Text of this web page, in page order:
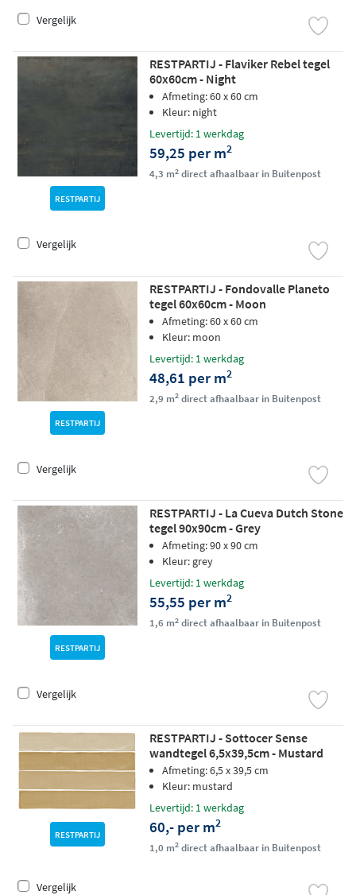
Vergelijk
RESTPARTIJ
RESTPARTIJ - Flaviker Rebel tegel
60x60cm - Night
Afmeting: 60 x 60 cm
Kleur: night
Levertijd: 1 werkdag
59,25 per m2
4,3 m2direct afhaalbaar in Buitenpost
Vergelijk
RESTPARTIJ
RESTPARTIJ - Fondovalle Planeto
tegel 60x60cm - Moon
Afmeting: 60 x 60 cm
Kleur: moon
Levertijd: 1 werkdag
48,61 per m2
2,9 m2direct afhaalbaar in Buitenpost
Vergelijk
RESTPARTIJ
RESTPARTIJ - La Cueva Dutch Stone
tegel 90x90cm - Grey
Afmeting: 90 x 90 cm
Kleur: grey
Levertijd: 1 werkdag
55,55 per m2
1,6 m2direct afhaalbaar in Buitenpost
Vergelijk
RESTPARTIJ
RESTPARTIJ - Sottocer Sense
wandtegel 6,5x39,5cm - Mustard
Afmeting: 6,5 x 39,5 cm
Kleur: mustard
Levertijd: 1 werkdag
60,- per m2
1,0 m2direct afhaalbaar in Buitenpost
Vergelijk